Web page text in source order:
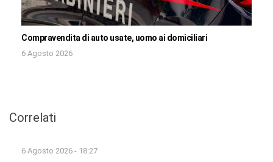
Compravendita di auto usate, uomo ai domiciliari
6 Agosto 2026
Correlati
6 Agosto 2026 - 18:27